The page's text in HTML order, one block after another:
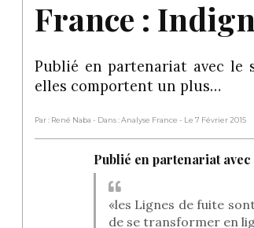
France :
Publié en partenariat avec le
elles comportent un plus…
Par : René Naba - Dans : Analyse France - Le 7 Février 2015
Publié en partenariat avec
«les Lignes de fuite
de se transformer en